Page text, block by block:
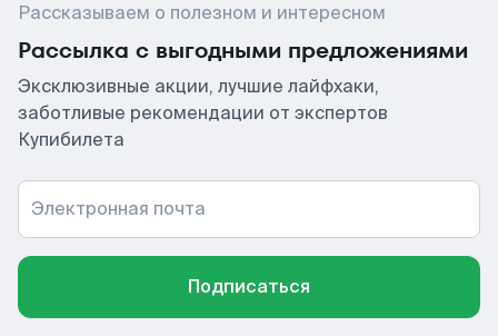
Рассказываем о полезном и интересном
Рассылка с выгодными предложениями
Эксклюзивные акции, лучшие лайфхаки,
заботливые рекомендации от экспертов
Купибилета
Электронная почта
Подписаться